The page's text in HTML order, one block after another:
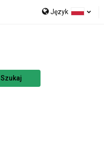
Język